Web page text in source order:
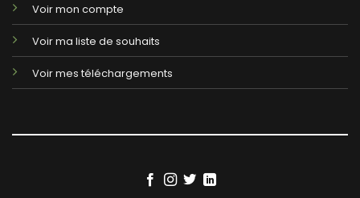
Voir mon compte
Voir ma liste de souhaits
Voir mes téléchargements